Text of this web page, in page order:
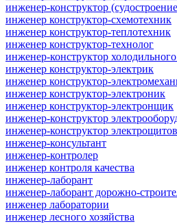
инженер-конструктор
инженер конструктор-схемотехник
инженер конструктор-теплотехник
инженер конструктор-технолог
инженер-конструктор
инженер конструктор-электрик
инженер конструктор-
инженер конструктор-электроник
инженер конструктор-электронщик
инженер-конструктор
инженер-конструктор
инженер-консультант
инженер-контролер
инженер контроля качества
инженер-лаборант
инженер-лаборант дорожно-
инженер лаборатории
инженер лесного хозяйства